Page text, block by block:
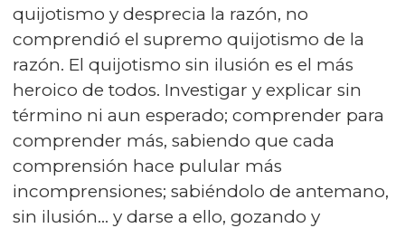
quijotismo y desprecia la razón, no
comprendió el supremo quijotismo de la
razón. El quijotismo sin ilusión es el más
heroico de todos. Investigar y explicar sin
término ni aun esperado; comprender para
comprender más, sabiendo que cada
comprensión hace pulular más
incomprensiones; sabiéndolo de antemano,
sin ilusión… y darse a ello, gozando y